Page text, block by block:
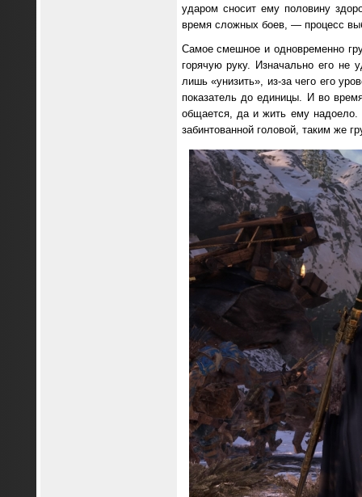
ударом сносит ему половину
время сложных боев, — процесс
Самое смешное и одновременно
горячую руку. Изначально его не
лишь «унизить», из-за чего его
показатель до единицы. И во
общается, да и жить ему надоело.
забинтованной головой, таким же